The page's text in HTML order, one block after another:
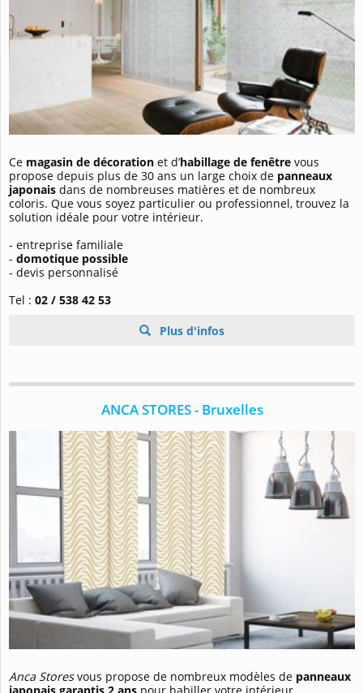
Ce magasin de décoration et d’habillage de fenêtre vous
propose depuis plus de 30 ans un large choix de panneaux
japonais dans de nombreuses matières et de nombreux
coloris. Que vous soyez particulier ou professionnel, trouvez la
solution idéale pour votre intérieur.
- entreprise familiale
- domotique possible
- devis personnalisé
Tel : 02 / 538 42 53
Plus d'infos
ANCA STORES - Bruxelles
Anca Storesvous propose de nombreux modèles de panneaux